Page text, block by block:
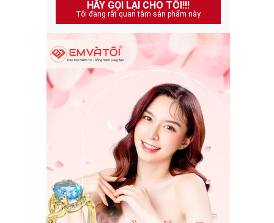
HÃY GỌI LẠI CHO TÔI!!!
Tôi đang rất quan tâm sản phẩm này